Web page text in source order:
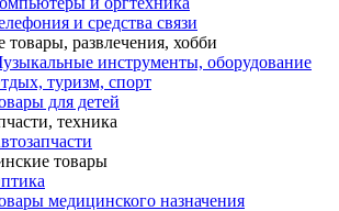
и средства связи
товары, развлечения, хобби
инструменты, оборудование
туризм, спорт
для детей
техника
товары
медицинского назначения